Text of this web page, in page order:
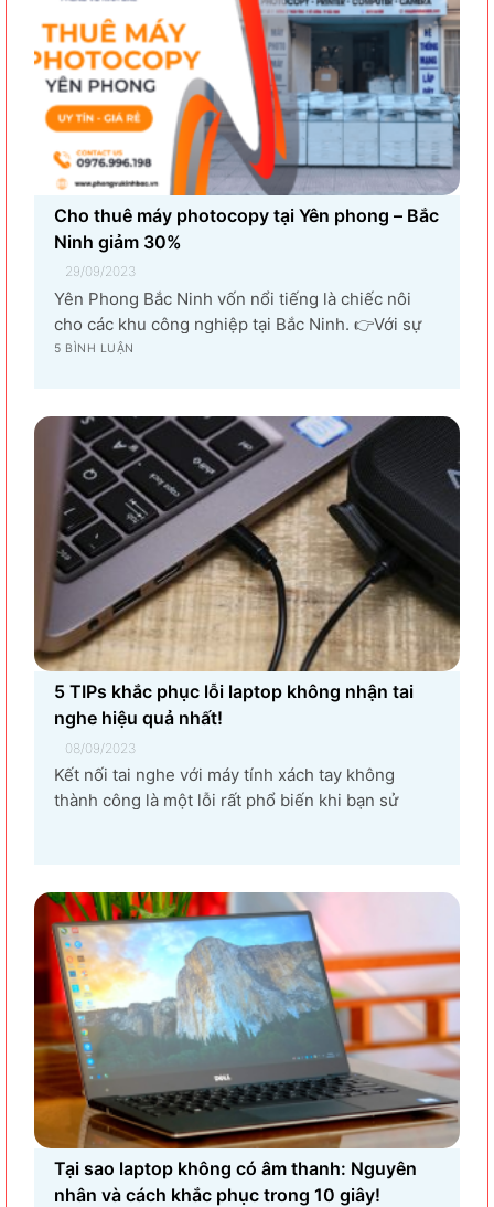
Cho thuê máy photocopy tại Yên phong – Bắc
Ninh giảm 30%
29/09/2023
Yên Phong Bắc Ninh vốn nổi tiếng là chiếc nôi
cho các khu công nghiệp tại Bắc Ninh. 👉Với sự
góp mặt của tập đoàn SamSung đầu tư cho hạng
5 BÌNH LUẬN
5 TIPs khắc phục lỗi laptop không nhận tai
nghe hiệu quả nhất!
08/09/2023
Kết nối tai nghe với máy tính xách tay không
thành công là một lỗi rất phổ biến khi bạn sử
Tại sao laptop không có âm thanh: Nguyên
nhân và cách khắc phục trong 10 giây!